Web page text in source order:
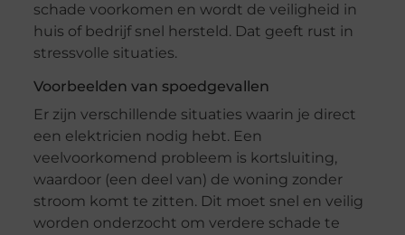
schade voorkomen en wordt de veiligheid in
huis of bedrijf snel hersteld. Dat geeft rust in
stressvolle situaties.
Voorbeelden van spoedgevallen
Er zijn verschillende situaties waarin je direct
een elektricien nodig hebt. Een
veelvoorkomend probleem is kortsluiting,
waardoor (een deel van) de woning zonder
stroom komt te zitten. Dit moet snel en veilig
worden onderzocht om verdere schade te